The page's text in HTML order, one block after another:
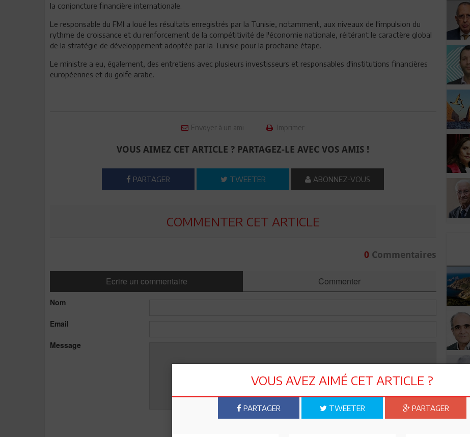
la conjoncture financière internationale.
Le responsable du FMI a loué les résultats enregistrés par la Tunisie, notamment, aux niveaux de l'impulsion du
rythme de croissance et du renforcement de la compétitivité de l'économie nationale, réitérant le caractère global
de la stratégie de développement adoptée par la Tunisie pour la prochaine étape.
Le ministre a eu, également, des entretiens avec plusieurs investisseurs et responsables d'institutions financières
européennes et du golfe arabe.
Envoyer à un ami Imprimer
VOUS AIMEZ CET ARTICLE ? PARTAGEZ-LE AVEC VOS AMIS !
PARTAGER TWEETER ABONNEZ-VOUS
COMMENTER CET ARTICLE
0Commentaires
Ecrire un commentaire Commenter
Nom
Email
Message
VOUS AVEZ AIMÉ CET ARTICLE ?
PARTAGER TWEETER PARTAGER